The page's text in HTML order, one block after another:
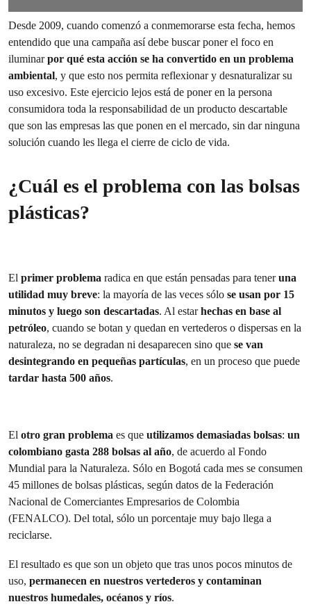
Desde 2009, cuando comenzó a conmemorarse esta fecha, hemos
entendido que una campaña así debe buscar poner el foco en
iluminarpor qué esta acción se ha convertido en un problema
ambiental, y que esto nos permita reflexionar y desnaturalizar su
uso excesivo. Este ejercicio lejos está de poner en la persona
consumidora toda la responsabilidad de un producto descartable
que son las empresas las que ponen en el mercado, sin dar ninguna
solución cuando les llega el cierre de ciclo de vida.
¿Cuál es el problema con las bolsas
plásticas?
El primer problema radica en que están pensadas para teneruna
utilidad muy breve: la mayoría de las veces sólo se usan por 15
minutos y luego son descartadas. Al estarhechas en base al
petróleo, cuando se botan y quedan en vertederos o dispersas en la
naturaleza, no se degradan ni desaparecen sino que se van
desintegrando en pequeñas partículas, en un proceso que puede
tardar hasta 500 años.
El otro gran problema es que utilizamos demasiadas bolsas: un
colombiano gasta 288 bolsas al año, de acuerdo al Fondo
Mundial para la Naturaleza. Sólo en Bogotá cada mes se consumen
45 millones de bolsas plásticas, según datos de la Federación
Nacional de Comerciantes Empresarios de Colombia
(FENALCO). Del total, sólo un porcentaje muy bajo llega a
reciclarse.
El resultado es que son un objeto que tras unos pocos minutos de
uso, permanecen en nuestros vertederos y contaminan
nuestros humedales, océanos y ríos.